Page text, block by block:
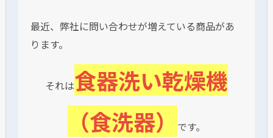
最近、弊社に問い合わせが増えている商品があ
ります。
それは食器洗い乾燥機
（食洗器）
です。